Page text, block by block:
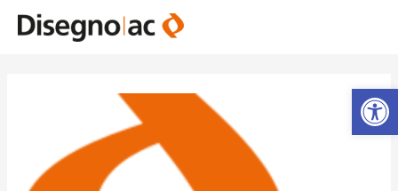
Abrir